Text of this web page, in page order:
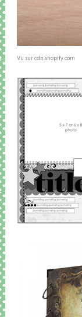
Vu sur cdn.shopify.com